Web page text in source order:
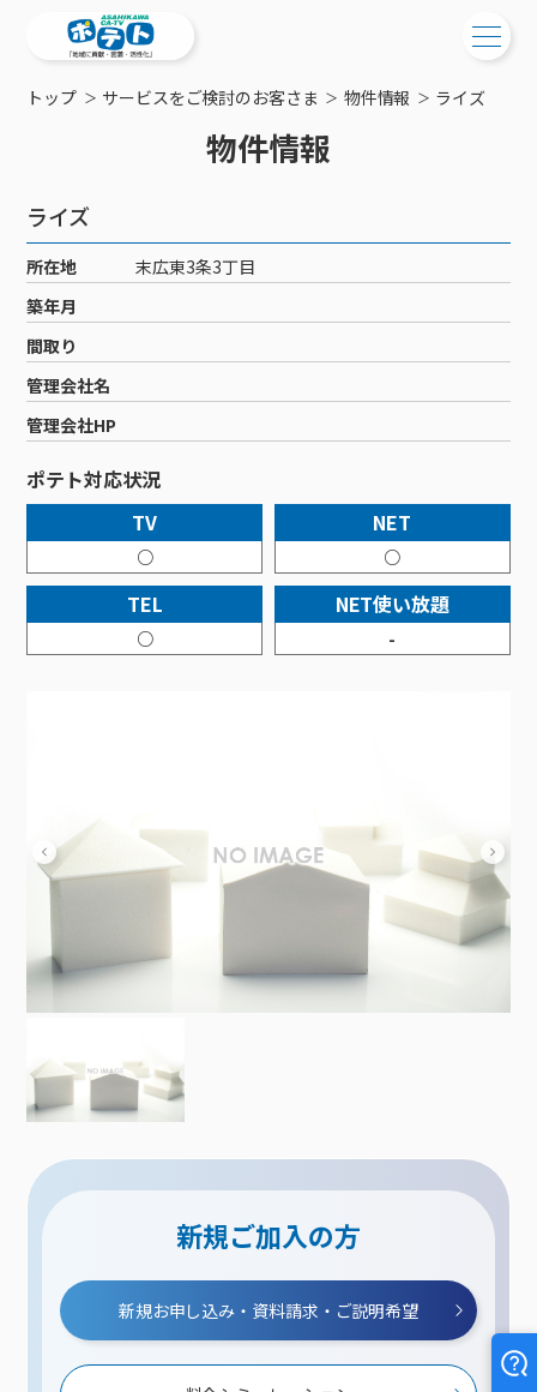
サービス提供エリア
工事・配線について
新居をご検討中の方へ
ポテトを導入している集合住宅
物件情報
特典・キャンペーン
おトクな割引サービス
ご加入中の方
ご加入中のサービス確認・変更
WEBメール
サポートサービス
サポートサービストップ
リモートコール
回線速度測定
接続・設定⽅法
訪問サポート＆サポートパックサービス料⾦表
新着情報
メンテナンス・障害情報
ポテトからのプレゼント
イベントカレンダー
講座のご案内
サービス案内
サービス案内
ケーブルテレビ
ケーブルテレビトップ
チャンネル紹介
料⾦プラン
NHK衛星受信料団体⼀括⽀払
機器⼀覧
インターネット
インターネットトップ
料⾦プラン
Wi-Fiサービス
ポテトホーム防犯カメラ
オプションサービス
インターネットギガシェアプラン
固定電話
固定電話トップ
基本料⾦・通話料⾦
オプションサービス
auスマートバリュー
auまとめトーク
ポテトスマートフォン
ポテトスマートフォントップ
料⾦プラン
機種⼀覧
オプションサービス
でんきトップ
ポラリンでんき×ポテト
ポテトでんき
暮らしを快適にするサービス
暮らしを快適にするサービストップ
ポテトライフメール
コミチャン
お困りの方はこちら
会社案内
メンテナンス
障害情報
トップ サービスをご検討のお客さま 物件情報 ライズ
物件情報
ライズ
所在地
末広東3条3丁目
築年月
間取り
管理会社名
管理会社HP
ポテト対応状況
TV
○
NET
○
TEL
○
NET使い放題
-
新規ご加入の方
新規お申し込み・資料請求・ご説明希望